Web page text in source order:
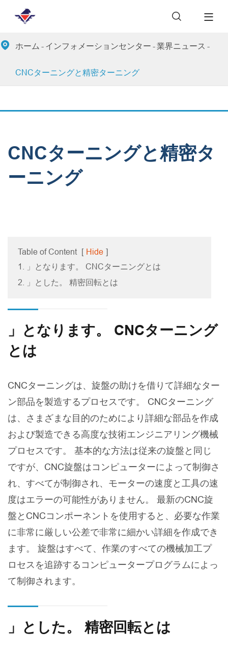

 ホーム インフォメーションセンター 業界ニュース
CNCターニングと精密ターニング
CNCターニングと精密タ
ーニング
Table of Content [ Hide ]
1. 」となります。 CNCターニングとは
2. 」とした。 精密回転とは
」となります。 CNCターニング
とは
CNCターニングは、旋盤の助けを借りて詳細なター
ン部品を製造するプロセスです。 CNCターニング
は、さまざまな目的のためにより詳細な部品を作成
および製造できる高度な技術エンジニアリング機械
プロセスです。 基本的な方法は従来の旋盤と同じ
ですが、CNC旋盤はコンピューターによって制御さ
れ、すべてが制御され、モーターの速度と工具の速
度はエラーの可能性がありません。 最新のCNC旋
盤とCNCコンポーネントを使用すると、必要な作業
に非常に厳しい公差で非常に細かい詳細を作成でき
ます。 旋盤はすべて、作業のすべての機械加工プ
ロセスを追跡するコンピュータープログラムによっ
て制御されます。
」とした。 精密回転とは